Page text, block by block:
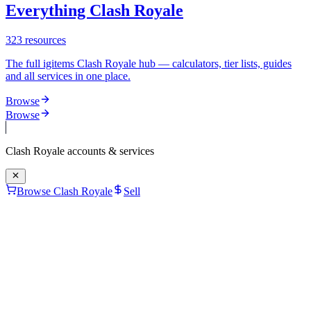
Everything Clash Royale
323 resources
The full igitems Clash Royale hub — calculators, tier lists, guides
and all services in one place.
Browse
Browse
Clash Royale accounts & services
Browse Clash Royale Sell